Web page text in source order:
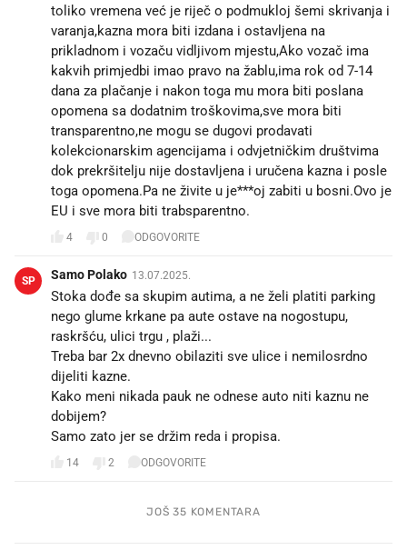
toliko vremena već je riječ o podmukloj šemi skrivanja i
varanja,kazna mora biti izdana i ostavljena na
prikladnom i vozaču vidljivom mjestu,Ako vozač ima
kakvih primjedbi imao pravo na žablu,ima rok od 7-14
dana za plačanje i nakon toga mu mora biti poslana
opomena sa dodatnim troškovima,sve mora biti
transparentno,ne mogu se dugovi prodavati
kolekcionarskim agencijama i odvjetničkim društvima
dok prekršitelju nije dostavljena i uručena kazna i posle
toga opomena.Pa ne živite u je***oj zabiti u bosni.Ovo je
EU i sve mora biti trabsparentno.
4 0 ODGOVORITE
SP Samo Polako 13.07.2025.
Stoka dođe sa skupim autima, a ne želi platiti parking
nego glume krkane pa aute ostave na nogostupu,
raskršću, ulici trgu , plaži...
Treba bar 2x dnevno obilaziti sve ulice i nemilosrdno
dijeliti kazne.
Kako meni nikada pauk ne odnese auto niti kaznu ne
dobijem?
Samo zato jer se držim reda i propisa.
14 2 ODGOVORITE
JOŠ 35 KOMENTARA